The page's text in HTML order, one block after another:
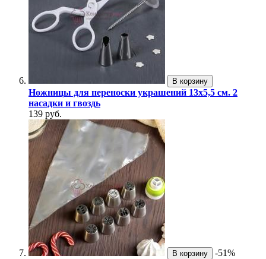
В корзину
Ножницы для переноски украшений 13х5,5 см. 2
насадки и гвоздь
139 руб.
В корзину
-51%